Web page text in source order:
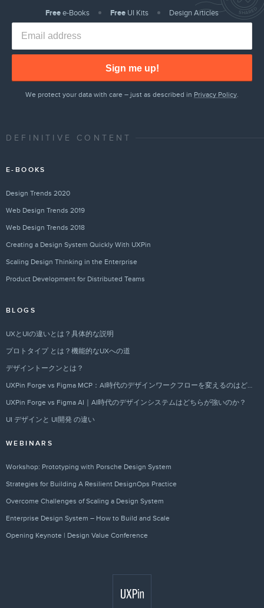
Freee-Books Free UI Kits Design Articles
Sign me up!
We protect your data with care – just as described in Privacy Policy.
DEFINITIVE CONTENT
E-BOOKS
Design Trends 2020
Web Design Trends 2019
Web Design Trends 2018
Creating a Design System Quickly With UXPin
Scaling Design Thinking in the Enterprise
Product Development for Distributed Teams
BLOGS
UXとUIの違いとは？具体的な説明
プロトタイプ とは？機能的なUXへの道
デザイントークンとは？
UXPin Forge vs Figma MCP：AI時代のデザインワークフローを変えるのはどちらか？
UXPin Forge vs Figma AI｜AI時代のデザインシステムはどちらが強いのか？
UI デザインと UI開発 の違い
WEBINARS
Workshop: Prototyping with Porsche Design System
Strategies for Building A Resilient DesignOps Practice
Overcome Challenges of Scaling a Design System
Enterprise Design System – How to Build and Scale
Opening Keynote | Design Value Conference